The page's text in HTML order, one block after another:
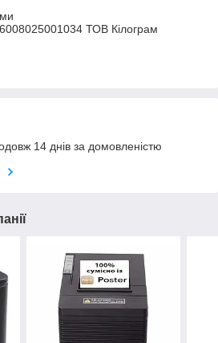
ТОВ Кілограм
14 днів за домовленістю